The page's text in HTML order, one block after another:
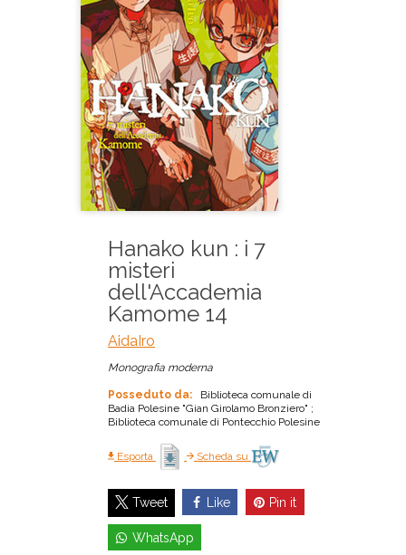
Hanako kun : i 7
misteri
dell'Accademia
Kamome 14
AidaIro
Monografia moderna
Posseduto da:
Biblioteca comunale di
Badia Polesine "Gian Girolamo Bronziero" ;
Biblioteca comunale di Pontecchio Polesine
Esporta Scheda su
Tweet Like Pin it
WhatsApp